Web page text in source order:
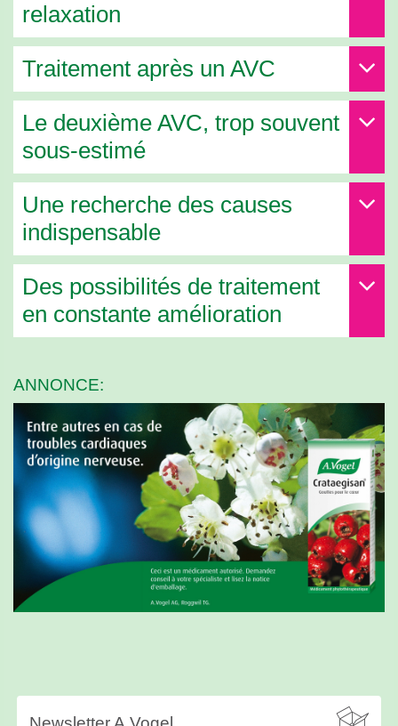
relaxation
Traitement après un AVC
Le deuxième AVC, trop souvent
sous-estimé
Une recherche des causes
indispensable
Des possibilités de traitement
en constante amélioration
ANNONCE: